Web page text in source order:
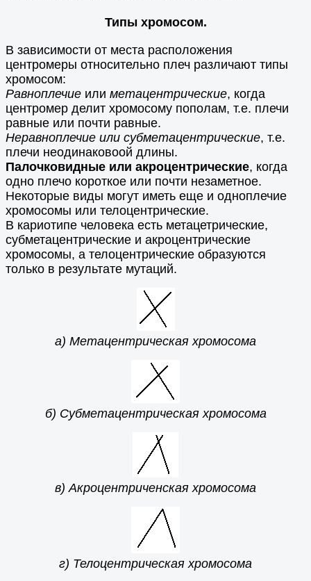
Типы хромосом.
В зависимости от места расположения
центромеры относительно плеч различают типы
хромосом:
Равноплечие или метацентрические, когда
центромер делит хромосому пополам, т.е. плечи
равные или почти равные.
Неравноплечие или субметацентрические, т.е.
плечи неодинаковоой длины.
Палочковидные или акроцентрические, когда
одно плечо короткое или почти незаметное.
Некоторые виды могут иметь еще и одноплечие
хромосомы или телоцентрические.
В кариотипе человека есть метацетрические,
субметацентрические и акроцентрические
хромосомы, а телоцентрические образуются
только в результате мутаций.
а) Метацентрическая хромосома
б) Субметацентрическая хромосома
в) Акроцентриченская хромосома
г) Телоцентрическая хромосома